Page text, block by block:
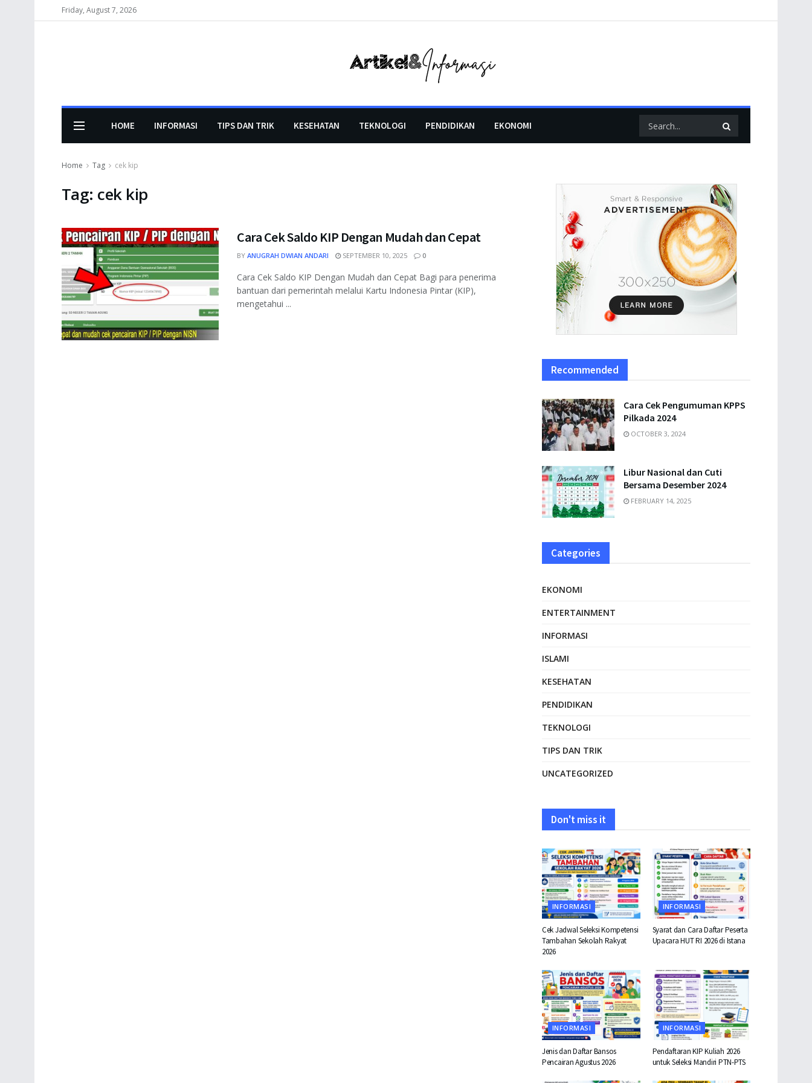
Friday, August 7, 2026
HOME INFORMASI TIPS DAN TRIK KESEHATAN TEKNOLOGI PENDIDIKAN EKONOMI
Home Tag cek kip
Tag: cek kip
Cara Cek Saldo KIP Dengan Mudah dan Cepat
BY ANUGRAH DWIAN ANDARI SEPTEMBER 10, 2025 0
Cara Cek Saldo KIP Dengan Mudah dan Cepat Bagi para penerima
bantuan dari pemerintah melalui Kartu Indonesia Pintar (KIP),
mengetahui ...
Recommended
Cara Cek Pengumuman KPPS
Pilkada 2024
OCTOBER 3, 2024
Libur Nasional dan Cuti
Bersama Desember 2024
FEBRUARY 14, 2025
Categories
EKONOMI
ENTERTAINMENT
INFORMASI
ISLAMI
KESEHATAN
PENDIDIKAN
TEKNOLOGI
TIPS DAN TRIK
UNCATEGORIZED
Don't miss it
INFORMASI
Cek Jadwal Seleksi Kompetensi
Tambahan Sekolah Rakyat
2026
INFORMASI
Syarat dan Cara Daftar Peserta
Upacara HUT RI 2026 di Istana
INFORMASI
Jenis dan Daftar Bansos
Pencairan Agustus 2026
INFORMASI
Pendaftaran KIP Kuliah 2026
untuk Seleksi Mandiri PTN-PTS